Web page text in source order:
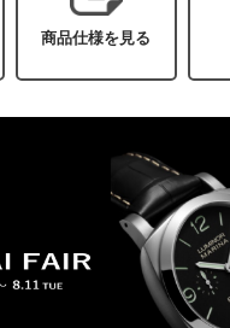
商品仕様を見る